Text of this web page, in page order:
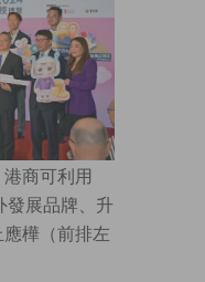
商可利用
發展品牌、升
樺（前排左